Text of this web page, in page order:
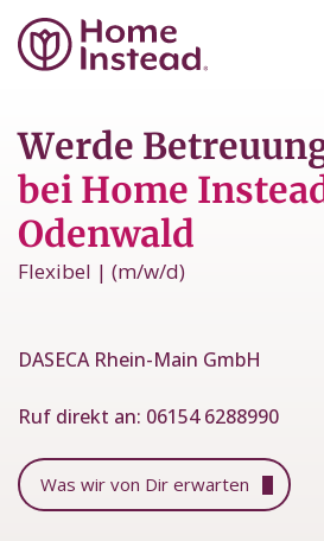
Werde
bei Home
Odenwald
Flexibel | (m/w/d)
DASECA Rhein-Main GmbH
Ruf direkt an: 06154 6288990
Was wir von Dir erwarten